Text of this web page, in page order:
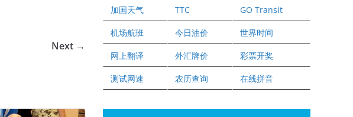
Next →
健健宝公司
二十一世纪美联地产公司
全球趋势移民留学
盛达资本
正点印艺设计
加国天气 TTC GO Transit
机场航班 今日油价 世界时间
网上翻译 外汇牌价 彩票开奖
测试网速 农历查询 在线拼音